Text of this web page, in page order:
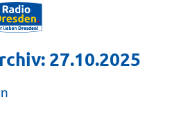
27.10.2025